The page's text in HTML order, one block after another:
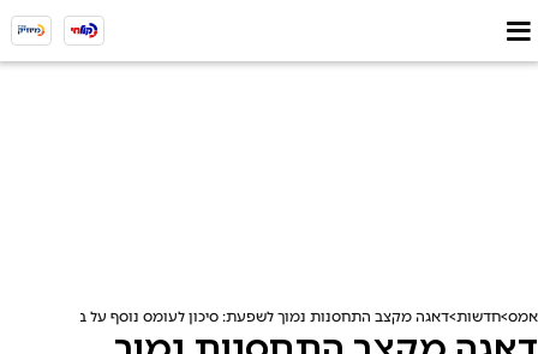
אמס חדשות דאגה מקצב התחסנות נמוך לשפעת: סיכון לעומס נוסף על בתי החולים